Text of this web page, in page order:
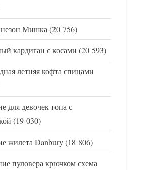
Мишка(20 756)
кардиган с косами (20 593)
летняя кофта спицами
для девочек топа с
(19 030)
жилета Danbury(18 806)
пуловера крючком схема